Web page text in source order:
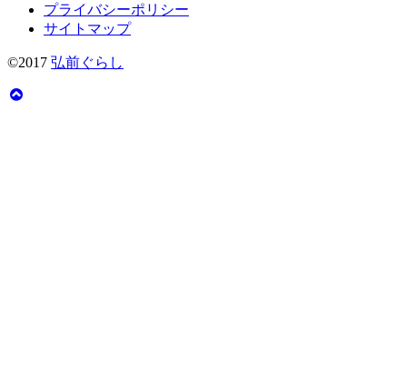
プライバシーポリシー
サイトマップ
©2017 弘前ぐらし